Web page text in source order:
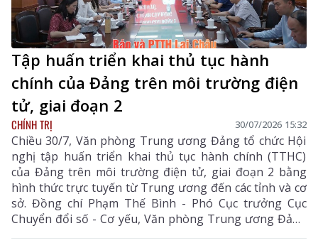
Tập huấn triển khai thủ tục hành
chính của Đảng trên môi trường điện
tử, giai đoạn 2
CHÍNH TRỊ 30/07/2026 15:32
Chiều 30/7, Văn phòng Trung ương Đảng tổ chức Hội
nghị tập huấn triển khai thủ tục hành chính (TTHC)
của Đảng trên môi trường điện tử, giai đoạn 2 bằng
hình thức trực tuyến từ Trung ương đến các tỉnh và cơ
sở. Đồng chí Phạm Thế Bình - Phó Cục trưởng Cục
Chuyển đổi số - Cơ yếu, Văn phòng Trung ương Đảng
chủ trì hội nghị.